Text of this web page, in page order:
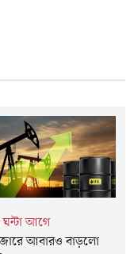
ঘন্টা আগে
আবারও বাড়লো